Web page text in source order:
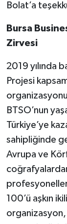
Bolat’a
Bursa
Zirvesi
2019 yılında
Projesi
BTSO’nun
Türkiye’ye
sahipliğinde
Avrupa ve
100’ü aşkın
organizasyon,